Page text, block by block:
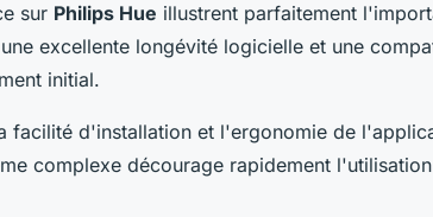
sur Philips Hue illustrent parfaitement
excellente longévité logicielle et une
initial.
facilité d'installation et l'ergonomie de
complexe décourage rapidement